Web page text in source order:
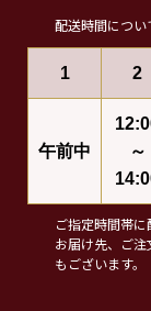
配送時間につい
1 2
午前中
～
ご指定時間帯に
お届け先、ご
もございます。